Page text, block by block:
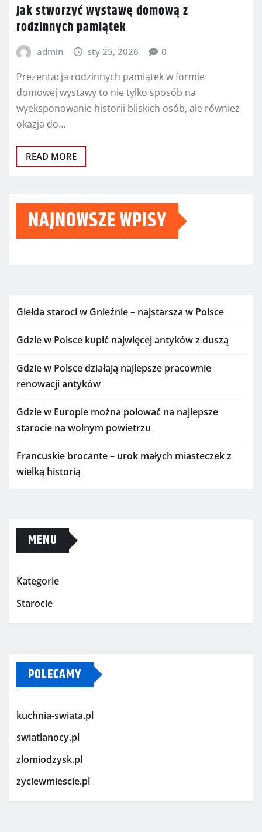
Jak stworzyć wystawę domową z
rodzinnych pamiątek
admin sty 25, 2026 0
Prezentacja rodzinnych pamiątek w formie
domowej wystawy to nie tylko sposób na
wyeksponowanie historii bliskich osób, ale również
okazja do…
READ MORE
NAJNOWSZE WPISY
Giełda staroci w Gnieźnie – najstarsza w Polsce
Gdzie w Polsce kupić najwięcej antyków z duszą
Gdzie w Polsce działają najlepsze pracownie
renowacji antyków
Gdzie w Europie można polować na najlepsze
starocie na wolnym powietrzu
Francuskie brocante – urok małych miasteczek z
wielką historią
MENU
Kategorie
Starocie
POLECAMY
kuchnia-swiata.pl
swiatlanocy.pl
zlomiodzysk.pl
zyciewmiescie.pl